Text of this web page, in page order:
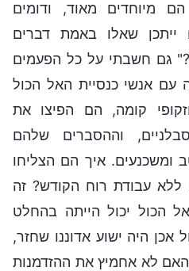
מיוחדים מאוד, ודומים
ייתכן שאלו באמת דברים
גם חשבתי על כל הפעמים
עם אנשי כנסיית האל הכול
קומה, הם הפיצו את
וההסברים שלהם
ומשכנעים. איך הם הצליחו
ללא עבודת רוח הקודש? זה
הכול יכול הייתה בהחלט
אכן היה ישוע אדוננו שחזר,
לא אחמיץ את ההזדמנות